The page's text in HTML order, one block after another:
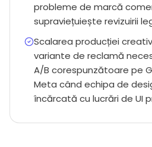
probleme de marcă
supraviețuiește revizuirii
Scalarea producției
variante de reclamă
A/B corespunzătoare pe
Meta când echipa de
încărcată cu lucrări de UI